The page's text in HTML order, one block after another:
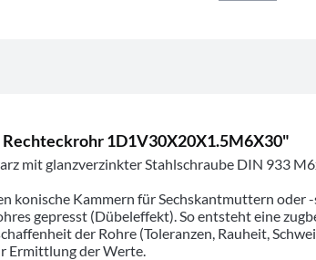
1D1V30X20X1.5M6X30"
mit glanzverzinkter Stahlschraube DIN 933
konische Kammern für Sechskantmuttern oder
gepresst (Dübeleffekt). So entsteht eine
der Rohre (Toleranzen, Rauheit,
Ermittlung der Werte.